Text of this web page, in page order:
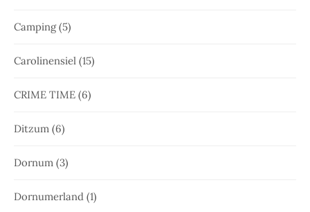
Camping(5)
Carolinensiel (15)
CRIME TIME (6)
Ditzum (6)
Dornum (3)
Dornumerland (1)